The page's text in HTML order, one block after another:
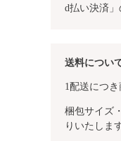
d払い決済」
送料につい
1配送につ
梱包サイズ
りいたしま